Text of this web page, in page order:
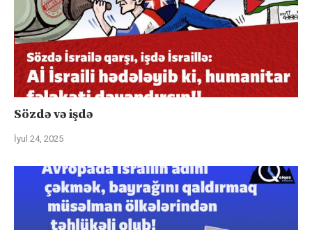
Sözdə və işdə
İyul 24, 2025